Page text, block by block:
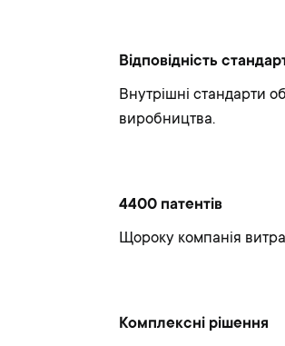
Відповідність
Внутрішні стандарти
виробництва.
4400 патентів
Щороку компанія
Комплексні рішення